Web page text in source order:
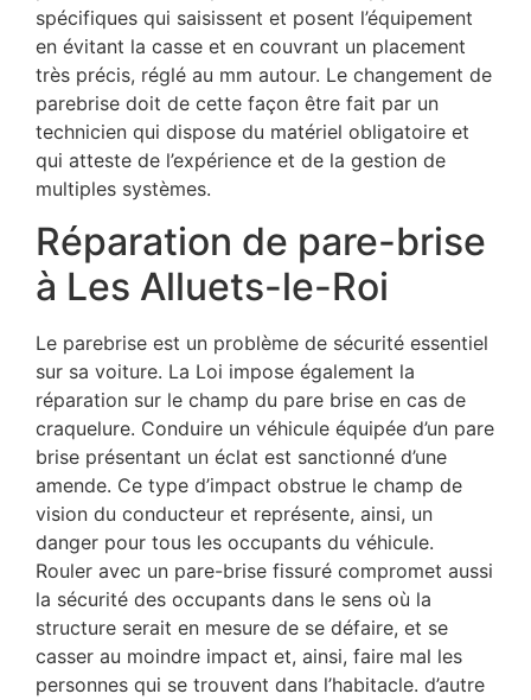
spécifiques qui saisissent et posent l’équipement
en évitant la casse et en couvrant un placement
très précis, réglé au mm autour. Le changement de
parebrise doit de cette façon être fait par un
technicien qui dispose du matériel obligatoire et
qui atteste de l’expérience et de la gestion de
multiples systèmes.
Réparation de pare-brise
à Les Alluets-le-Roi
Le parebrise est un problème de sécurité essentiel
sur sa voiture. La Loi impose également la
réparation sur le champ du pare brise en cas de
craquelure. Conduire un véhicule équipée d’un pare
brise présentant un éclat est sanctionné d’une
amende. Ce type d’impact obstrue le champ de
vision du conducteur et représente, ainsi, un
danger pour tous les occupants du véhicule.
Rouler avec un pare-brise fissuré compromet aussi
la sécurité des occupants dans le sens où la
structure serait en mesure de se défaire, et se
casser au moindre impact et, ainsi, faire mal les
personnes qui se trouvent dans l’habitacle. d’autre